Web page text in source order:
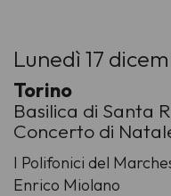
Lunedì 17
Torino
Basilica di Santa
Concerto di
I Polifonici del
Enrico Miolano